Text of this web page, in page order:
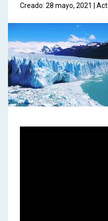
Creado: 28 mayo, 2021 |